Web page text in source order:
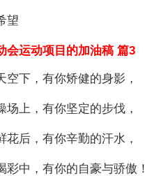
望
运动项目的加油稿 篇3
空下，有你矫健的身影，
场上，有你坚定的步伐，
花后，有你辛勤的汗水，
彩中，有你的自豪与骄傲！